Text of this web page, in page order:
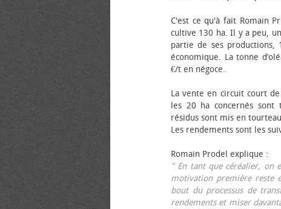
C'est ce qu'à fait Romain
cultive 130 ha. Il y a peu,
partie de ses
économique. La tonne
€/t en négoce.
La vente en circuit court
les 20 ha concernés
résidus sont mis en
Les rendements sont les
Romain Prodel explique :
" En tant que céréalier, on
motivation première reste
bout du processus de
rendements et miser